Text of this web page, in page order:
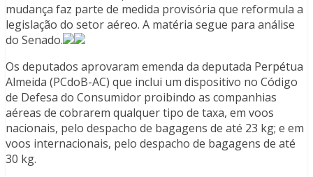
mudança faz parte de medida provisória que reformula a
legislação do setor aéreo. A matéria segue para análise
do Senado.
Os deputados aprovaram emenda da deputada Perpétua
Almeida (PCdoB-AC) que inclui um dispositivo no Código
de Defesa do Consumidor proibindo as companhias
aéreas de cobrarem qualquer tipo de taxa, em voos
nacionais, pelo despacho de bagagens de até 23 kg; e em
voos internacionais, pelo despacho de bagagens de até
30 kg.